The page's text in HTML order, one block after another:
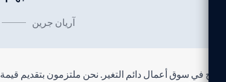
آريان جرين
في سوق أعمال دائم التغير. نحن ملتزمون بتقديم قيمة